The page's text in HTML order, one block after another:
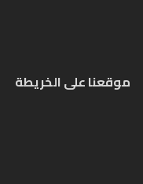
موقعنا على الخريطة